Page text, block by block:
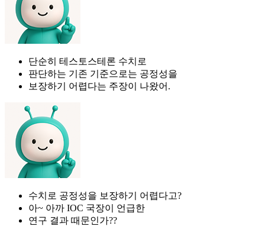
단순히 테스토스테론 수치로
판단하는 기존 기준으로는 공정성을
보장하기 어렵다는 주장이 나왔어.
수치로 공정성을 보장하기 어렵다고?
아~ 아까 IOC 국장이 언급한
연구 결과 때문인가??